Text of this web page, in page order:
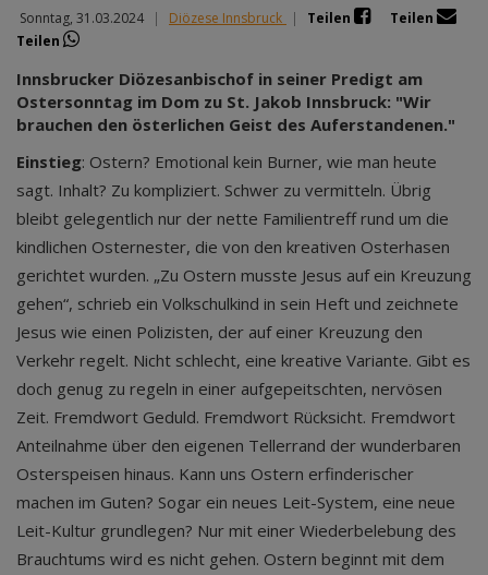
Sonntag, 31.03.2024 | Diözese Innsbruck | Teilen
Teilen
Teilen
Innsbrucker Diözesanbischof in seiner Predigt am
Ostersonntag im Dom zu St. Jakob Innsbruck: "Wir
brauchen den österlichen Geist des Auferstandenen."
Einstieg: Ostern? Emotional kein Burner, wie man heute
sagt. Inhalt? Zu kompliziert. Schwer zu vermitteln. Übrig
bleibt gelegentlich nur der nette Familientreff rund um die
kindlichen Osternester, die von den kreativen Osterhasen
gerichtet wurden. „Zu Ostern musste Jesus auf ein Kreuzung
gehen“, schrieb ein Volkschulkind in sein Heft und zeichnete
Jesus wie einen Polizisten, der auf einer Kreuzung den
Verkehr regelt. Nicht schlecht, eine kreative Variante. Gibt es
doch genug zu regeln in einer aufgepeitschten, nervösen
Zeit. Fremdwort Geduld. Fremdwort Rücksicht. Fremdwort
Anteilnahme über den eigenen Tellerrand der wunderbaren
Osterspeisen hinaus. Kann uns Ostern erfinderischer
machen im Guten? Sogar ein neues Leit-System, eine neue
Leit-Kultur grundlegen? Nur mit einer Wiederbelebung des
Brauchtums wird es nicht gehen. Ostern beginnt mit dem